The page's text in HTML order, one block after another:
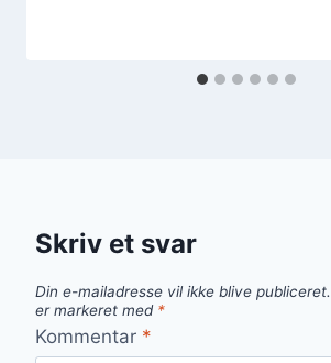
Skriv et svar
Din e-mailadresse vil ikke blive publiceret.
er markeret med *
Kommentar *